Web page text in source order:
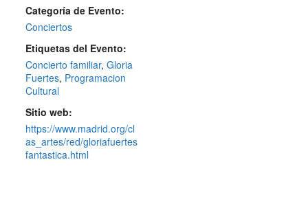
Categoría de Evento:
Conciertos
Etiquetas del Evento:
Concierto familiar, Gloria
Fuertes, Programacion
Cultural
Sitio web:
https://www.madrid.org/cl
as_artes/red/gloriafuertes
fantastica.html